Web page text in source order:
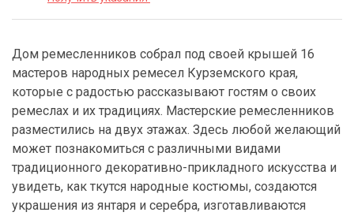
Дом ремесленников собрал под своей крышей 16
мастеров народных ремесел Курземского края,
которые с радостью рассказывают гостям о своих
ремеслах и их традициях. Мастерские ремесленников
разместились на двух этажах. Здесь любой желающий
может познакомиться с различными видами
традиционного декоративно-прикладного искусства и
увидеть, как ткутся народные костюмы, создаются
украшения из янтаря и серебра, изготавливаются